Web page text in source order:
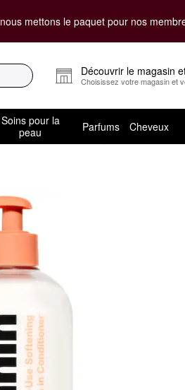
nous mettons le paquet pour nos
Découvrir le magasin
Choisissez votre magasin et
Soins pour la
peau
Parfums Cheveux